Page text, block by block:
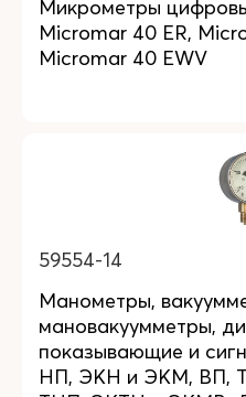
Микрометры
Micromar 40 ER,
Micromar 40 EWV
59554-14
Манометры,
мановакуумметры,
показывающие и
НП, ЭКН и ЭКМ, ВП,